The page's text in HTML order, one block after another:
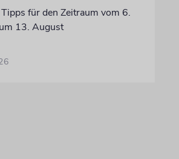
für den Zeitraum vom 6.
13. August